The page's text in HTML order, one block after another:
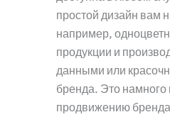
простой дизайн вам
например,
продукции и
данными или
бренда. Это
продвижению